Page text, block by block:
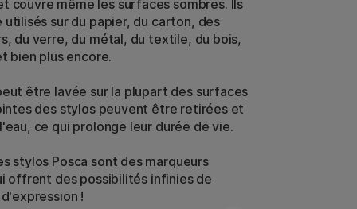
couvre même les surfaces sombres. Ils
sur du papier, du carton, des
du verre, du métal, du textile, du bois,
bien plus encore.
être lavée sur la plupart des surfaces
des stylos peuvent être retirées et
ce qui prolonge leur durée de vie.
stylos Posca sont des marqueurs
offrent des possibilités infinies de
!